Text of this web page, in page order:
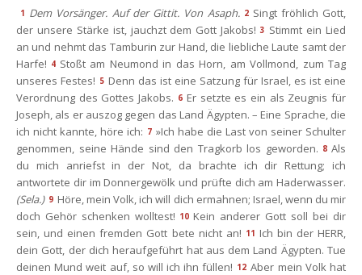
1 Dem Vorsänger. Auf der Gittit. Von Asaph. 2 Singt fröhlich Gott,
der unsere Stärke ist, jauchzt dem Gott Jakobs! 3 Stimmt ein Lied
an und nehmt das Tamburin zur Hand, die liebliche Laute samt der
Harfe! 4 Stoßt am Neumond in das Horn, am Vollmond, zum Tag
unseres Festes! 5 Denn das ist eine Satzung für Israel, es ist eine
Verordnung des Gottes Jakobs. 6 Er setzte es ein als Zeugnis für
Joseph, als er auszog gegen das Land Ägypten. – Eine Sprache, die
ich nicht kannte, höre ich: 7 »Ich habe die Last von seiner Schulter
genommen, seine Hände sind den Tragkorb los geworden. 8 Als
du mich anriefst in der Not, da brachte ich dir Rettung; ich
antwortete dir im Donnergewölk und prüfte dich am Haderwasser.
(Sela.) 9 Höre, mein Volk, ich will dich ermahnen; Israel, wenn du mir
doch Gehör schenken wolltest! 10 Kein anderer Gott soll bei dir
ein, und einen fremden Gott bete nicht an! 11 Ich bin der HERR,
dein Gott, der dich heraufgeführt hat aus dem Land Ägypten. Tue
deinen Mund weit auf, so will ich ihn füllen! 12 Aber mein Volk hat